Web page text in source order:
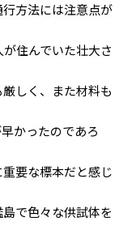
方法には注意点が
住んでいた壮大さ
しく、また材料も
かったのであろ
要な標本だと感じ
で色々な供試体を